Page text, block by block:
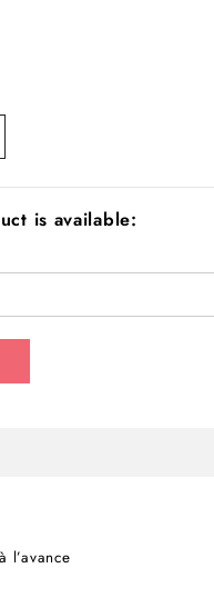
is available:
l’avance